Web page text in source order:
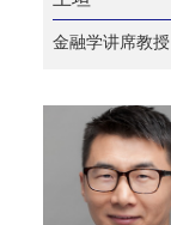
金融学讲席教授